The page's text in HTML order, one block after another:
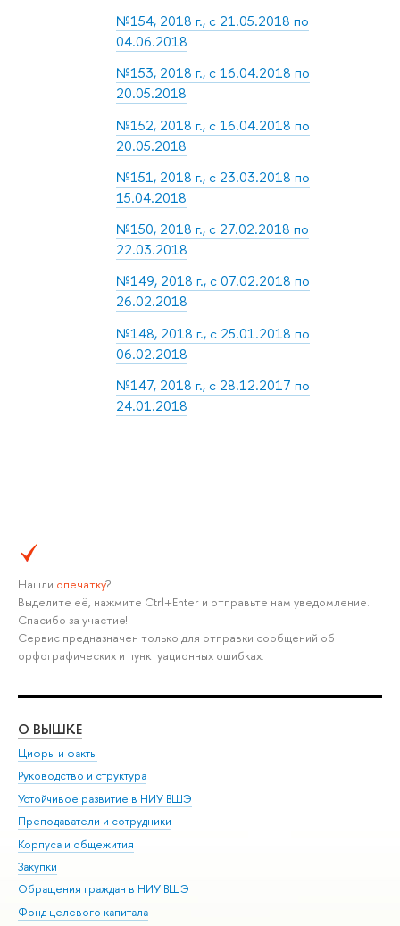
№154, 2018 г., с 21.05.2018 по
04.06.2018
№153, 2018 г., с 16.04.2018 по
20.05.2018
№152, 2018 г., с 16.04.2018 по
20.05.2018
№151, 2018 г., с 23.03.2018 по
15.04.2018
№150, 2018 г., с 27.02.2018 по
22.03.2018
№149, 2018 г., с 07.02.2018 по
26.02.2018
№148, 2018 г., с 25.01.2018 по
06.02.2018
№147, 2018 г., с 28.12.2017 по
24.01.2018
Нашли опечатку?
Выделите её, нажмите Ctrl+Enter и отправьте нам уведомление.
Спасибо за участие!
Сервис предназначен только для отправки сообщений об
орфографических и пунктуационных ошибках.
О ВЫШКЕ
Цифры и факты
Руководство и структура
Устойчивое развитие в НИУ ВШЭ
Преподаватели и сотрудники
Корпуса и общежития
Закупки
Обращения граждан в НИУ ВШЭ
Фонд целевого капитала